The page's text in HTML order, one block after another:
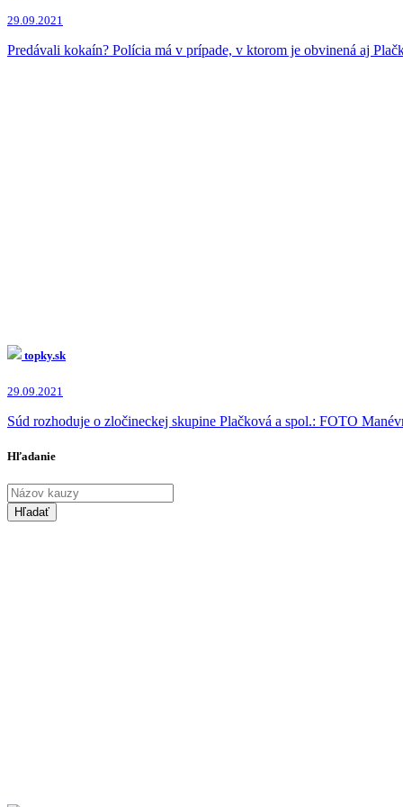
29.09.2021
Predávali kokaín? Polícia má v prípade, v ktorom je obvinená aj
topky.sk
29.09.2021
Súd rozhoduje o zločineckej skupine Plačková a spol.: FOTO
Hľadanie